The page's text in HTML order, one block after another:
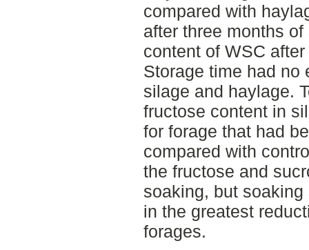
compared with
after three months
content of WSC
Storage time had no
silage and haylage.
fructose content in
for forage that had
compared with
the fructose and
soaking, but
in the greatest
forages.